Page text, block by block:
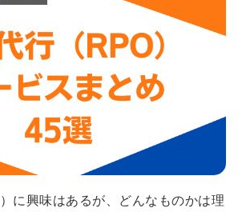
に興味はあるが、どんなものかは理